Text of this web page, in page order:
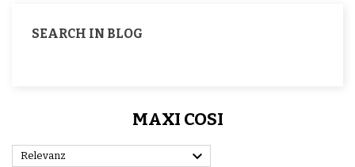
SEARCH IN BLOG
MAXI COSI
Relevanz 